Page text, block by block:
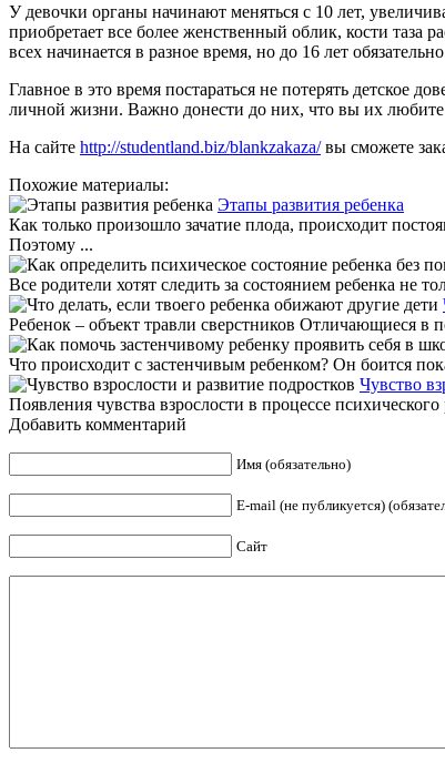
У девочки органы начинают меняться с 10 лет,
приобретает все более женственный облик, кости таза
всех начинается в разное время, но до 16 лет
Главное в это время постараться не потерять детское
личной жизни. Важно донести до них, что вы их любите
На сайте http://studentland.biz/blankzakaza/вы сможете
Похожие материалы:
Этапы развития ребенка
Как только произошло зачатие плода, происходит
Поэтому ...
Все родители хотят следить за состоянием ребенка не
Ребенок – объект травли сверстников Отличающиеся в
Что происходит с застенчивым ребенком? Он боится
Чувство
Появления чувства взрослости в процессе
Добавить комментарий
Имя (обязательно)
E-mail (не публикуется)
Сайт